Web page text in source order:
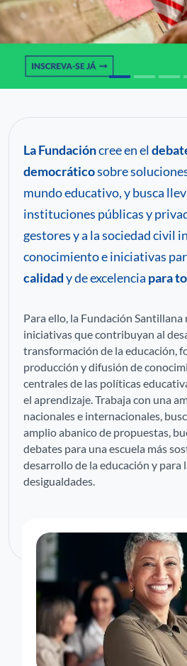
La Fundacióncree en el
democráticosobre
mundo educativo, y busca
instituciones públicas y
gestores y a la sociedad civil
conocimiento e iniciativas
calidady de excelencia para
Para ello, la Fundación Santillana
iniciativas que contribuyan al
transformación de la educación,
producción y difusión de
centrales de las políticas
el aprendizaje. Trabaja con una
nacionales e internacionales,
amplio abanico de propuestas,
debates para una escuela más
desarrollo de la educación y para
desigualdades.